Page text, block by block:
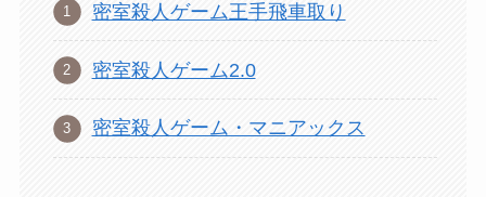
密室殺人ゲーム王手飛車取り
密室殺人ゲーム2.0
密室殺人ゲーム・マニアックス